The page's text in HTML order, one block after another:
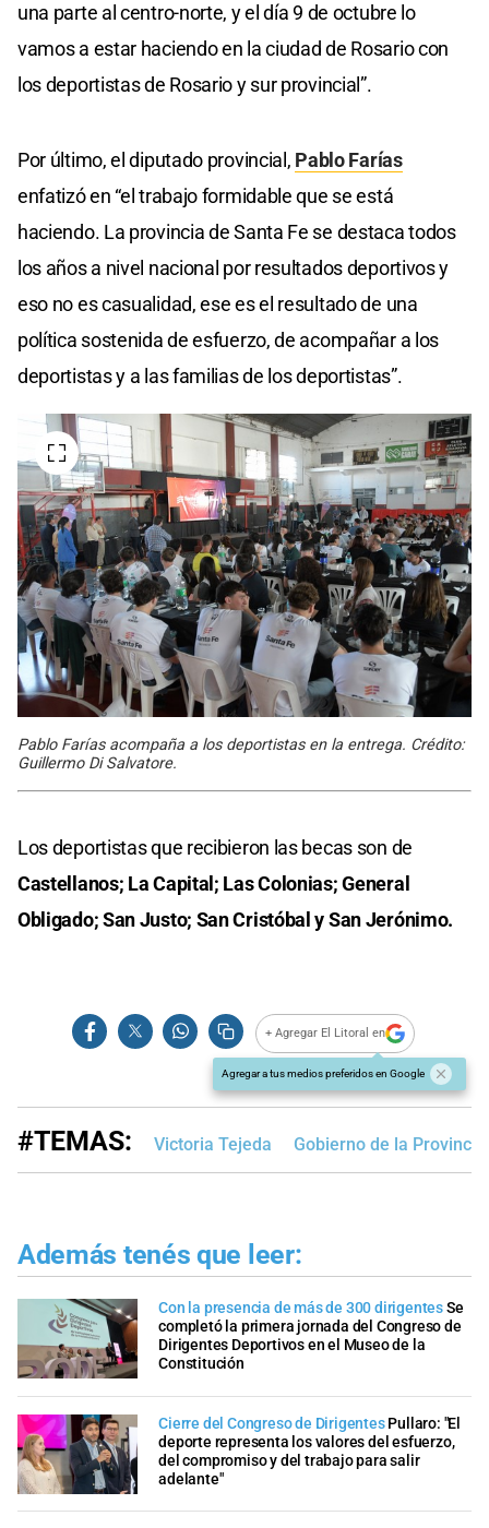
una parte al centro-norte, y el día 9 de octubre lo
vamos a estar haciendo en la ciudad de Rosario con
los deportistas de Rosario y sur provincial”.
Por último, el diputado provincial, Pablo Farías
enfatizó en “el trabajo formidable que se está
haciendo. La provincia de Santa Fe se destaca todos
los años a nivel nacional por resultados deportivos y
eso no es casualidad, ese es el resultado de una
política sostenida de esfuerzo, de acompañar a los
deportistas y a las familias de los deportistas”.
Pablo Farías acompaña a los deportistas en la entrega. Crédito:
Guillermo Di Salvatore.
Los deportistas que recibieron las becas son de
Castellanos; La Capital; Las Colonias; General
Obligado; San Justo; San Cristóbal y San Jerónimo.
+ Agregar El Litoral en
Agregar a tus medios preferidos en Google
#TEMAS: Victoria Tejeda Gobierno de la Provincia
Además tenés que leer:
Con la presencia de más de 300 dirigentesSe
completó la primera jornada del Congreso de
Dirigentes Deportivos en el Museo de la
Constitución
Cierre del Congreso de Dirigentes Pullaro: "El
deporte representa los valores del esfuerzo,
del compromiso y del trabajo para salir
adelante"